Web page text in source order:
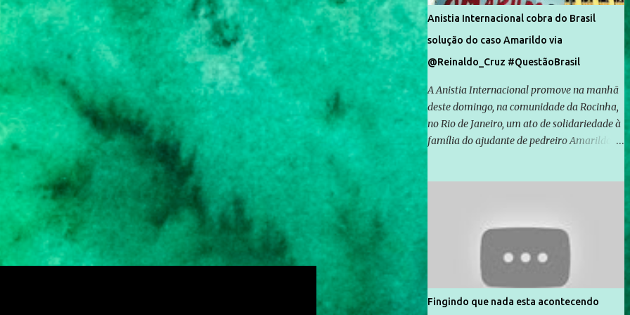
Anistia Internacional cobra do Brasil
solução do caso Amarildo via
@Reinaldo_Cruz #QuestãoBrasil
A Anistia Internacional promove na manhã
deste domingo, na comunidade da Rocinha,
no Rio de Janeiro, um ato de solidariedade à
família do ajudante de pedreiro Amarildo de
Rocinha. A assessora de Direitos Humanos
da Anistia Internacional, Renata Neder, disse
à Agência Brasil que ações e atividades de
mobilização são feitas normalmente pela
organização não governamental. As ações
de solidariedade são promovidas em apoio
Fingindo que nada esta acontecendo